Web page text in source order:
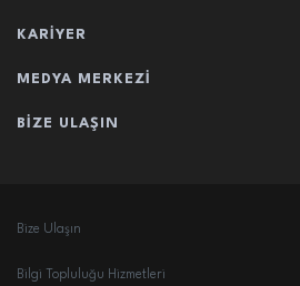
KARIYER
MEDYA MERKEZI
BIZE ULAŞIN
Bize Ulaşın
Bilgi Topluluğu Hizmetleri